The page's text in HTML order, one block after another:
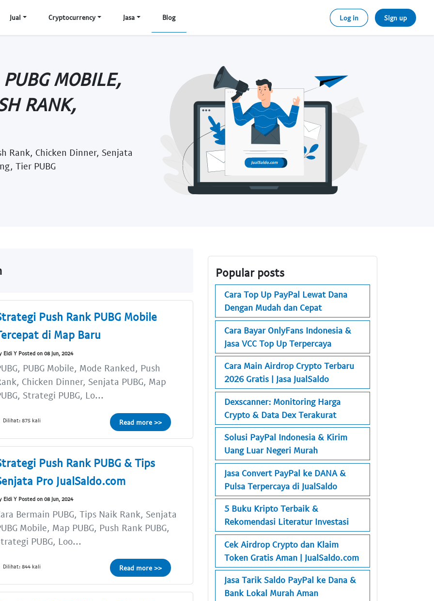
Jual Cryptocurrency Jasa Blog Log in Sign up
MOBILE,
RANK,
Rank, Chicken Dinner, Senjata
Tier PUBG
Push Rank PUBG Mobile
di Map Baru
Eldi Y Posted on 08 Jun, 2024
PUBG Mobile, Mode Ranked, Push
Chicken Dinner, Senjata PUBG, Map
Strategi PUBG, Lo...
Dilihat: 875 kali Read more >>
Push Rank PUBG & Tips
Pro JualSaldo.com
Eldi Y Posted on 08 Jun, 2024
Bermain PUBG, Tips Naik Rank, Senjata
Mobile, Map PUBG, Push Rank PUBG,
PUBG, Loo...
Dilihat: 844 kali Read more >>
Popular posts
Cara Top Up PayPal Lewat Dana
Dengan Mudah dan Cepat
Cara Bayar OnlyFans Indonesia &
Jasa VCC Top Up Terpercaya
Cara Main Airdrop Crypto Terbaru
2026 Gratis | Jasa JualSaldo
Dexscanner: Monitoring Harga
Crypto & Data Dex Terakurat
Solusi PayPal Indonesia & Kirim
Uang Luar Negeri Murah
Jasa Convert PayPal ke DANA &
Pulsa Terpercaya di JualSaldo
5 Buku Kripto Terbaik &
Rekomendasi Literatur Investasi
Cek Airdrop Crypto dan Klaim
Token Gratis Aman | JualSaldo.com
Jasa Tarik Saldo PayPal ke Dana &
Bank Lokal Murah Aman